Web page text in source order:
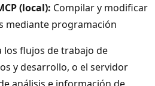
(local): Compilar y modificar
mediante programación
los flujos de trabajo de
y desarrollo, o el servidor
análisis e información de